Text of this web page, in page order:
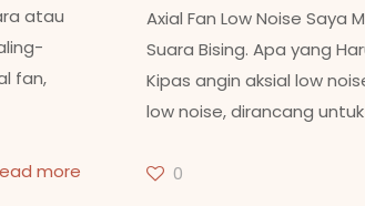
atau
fan,
more
Axial Fan Low Noise Saya
Suara Bising. Apa yang
Kipas angin aksial low
low noise, dirancang
0